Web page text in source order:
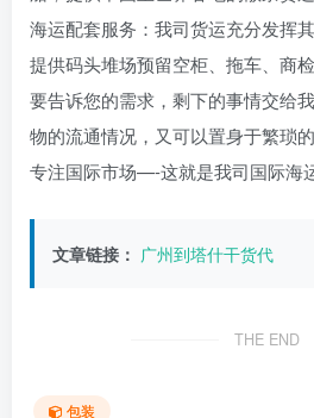
海运配套服务：我司货运充分发挥
提供码头堆场预留空柜、拖车、商
要告诉您的需求，剩下的事情交给
物的流通情况，又可以置身于繁琐
专注国际市场—-这就是我司国际海
文章链接： 广州到塔什干货代
THE END
包装